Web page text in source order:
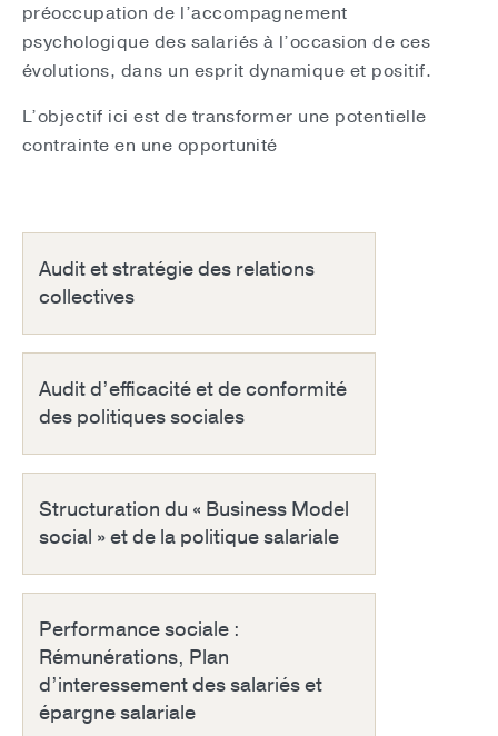
préoccupation de l’accompagnement
psychologique des salariés à l’occasion de ces
évolutions, dans un esprit dynamique et positif.
L’objectif ici est de transformer une potentielle
contrainte en une opportunité
Audit et stratégie des relations
collectives
Audit d’efficacité et de conformité
des politiques sociales
Structuration du « Business Model
social » et de la politique salariale
Performance sociale :
Rémunérations, Plan
d’interessement des salariés et
épargne salariale